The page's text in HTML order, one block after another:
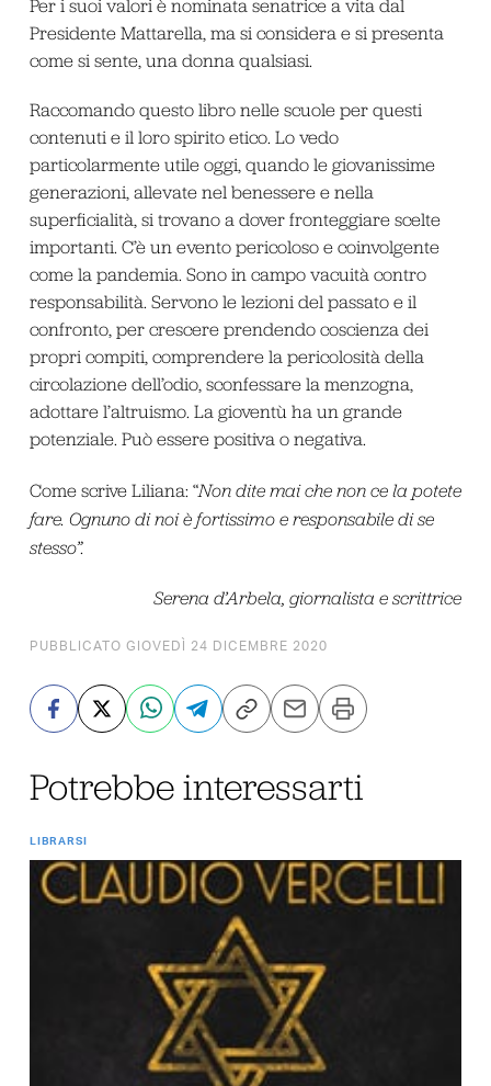
Per i suoi valori è nominata senatrice a vita dal
Presidente Mattarella, ma si considera e si presenta
come si sente, una donna qualsiasi.
Raccomando questo libro nelle scuole per questi
contenuti e il loro spirito etico. Lo vedo
particolarmente utile oggi, quando le giovanissime
generazioni, allevate nel benessere e nella
superficialità, si trovano a dover fronteggiare scelte
importanti. C’è un evento pericoloso e coinvolgente
come la pandemia. Sono in campo vacuità contro
responsabilità. Servono le lezioni del passato e il
confronto, per crescere prendendo coscienza dei
propri compiti, comprendere la pericolosità della
circolazione dell’odio, sconfessare la menzogna,
adottare l’altruismo. La gioventù ha un grande
potenziale. Può essere positiva o negativa.
Come scrive Liliana: “Non dite mai che non ce la potete
fare. Ognuno di noi è fortissimo e responsabile di se
stesso”.
Serena d’Arbela, giornalista e scrittrice
PUBBLICATO GIOVEDÌ 24 DICEMBRE 2020
Potrebbe interessarti
LIBRARSI